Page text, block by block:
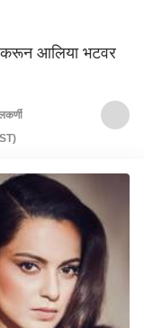
करून आलिया भटवर